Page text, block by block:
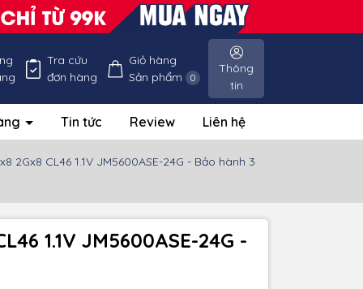
Tra cứu
đơn hàng
Giỏ hàng
Sản phẩm 0
Thông
tin
Tin tức Review Liên hệ
2Gx8 CL46 1.1V JM5600ASE-24G - Bảo hành 3
1.1V JM5600ASE-24G -